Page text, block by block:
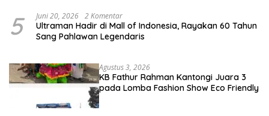
5 Juni 20, 2026 2 Komentar
Ultraman Hadir di Mall of Indonesia, Rayakan 60 Tahun
Sang Pahlawan Legendaris
Agustus 3, 2026
KB Fathur Rahman Kantongi Juara 3
pada Lomba Fashion Show Eco Friendly